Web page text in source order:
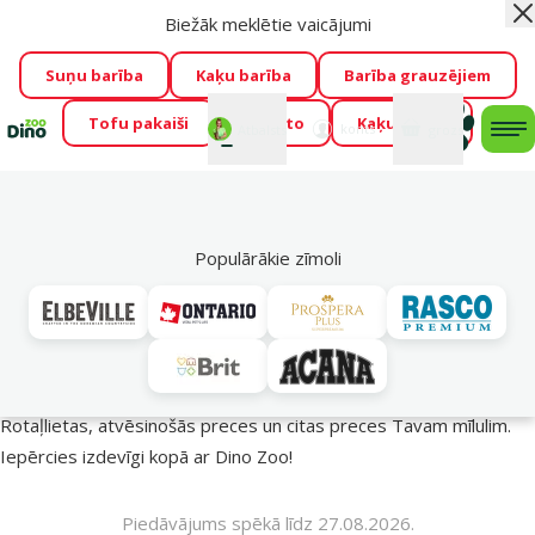
Visu mēnesi Dino Zoo piedāvā lieliskas cenas mīluļu TOP
barībām! 🍖→Skatīt piedāvājumu!
Fotokonkurss “GADA ŪSAIŅI”!
Varbūt tieši Tavs mīlulis
būs 2027. gada zvaigzne
→Piedalīties
Mans
konts
Biežāk meklētie vaicājumi
Suņu barība Kaķu barība Barība grauzējiem
Tofu pakaiši Foresto Kaķu mājas
Populārākie zīmoli
Vasara turpinās – atlaides katrai gaumei!
Rotaļlietas, atvēsinošās preces un citas preces Tavam mīlulim.
Iepērcies izdevīgi kopā ar Dino Zoo!
Piedāvājums spēkā līdz 27.08.2026.